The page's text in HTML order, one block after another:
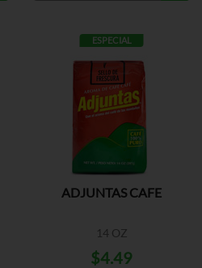
ESPECIAL
ADJUNTAS CAFE
14 OZ
$4.49